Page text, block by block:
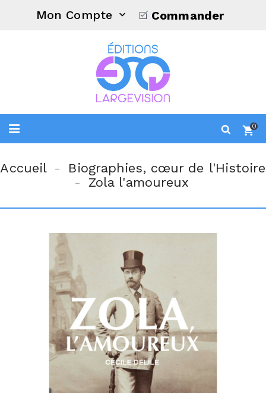
Mon Compte  Commander
0
Accueil
Biographies, cœur de l'Histoire
Zola l'amoureux